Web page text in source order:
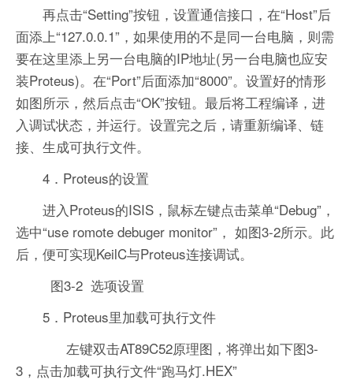
再点击“Setting”按钮，设置通信接口，在“Host”后
面添上“127.0.0.1”，如果使用的不是同一台电脑，则需
要在这里添上另一台电脑的IP地址(另一台电脑也应安
装Proteus)。在“Port”后面添加“8000”。设置好的情形
如图所示，然后点击“OK”按钮。最后将工程编译，进
入调试状态，并运行。设置完之后，请重新编译、链
接、生成可执行文件。
4．Proteus的设置
进入Proteus的ISIS，鼠标左键点击菜单“Debug”，
选中“use romote debuger monitor”， 如图3-2所示。此
后，便可实现KeilC与Proteus连接调试。
图3-2 选项设置
5．Proteus里加载可执行文件
左键双击AT89C52原理图，将弹出如下图3-
3，点击加载可执行文件“跑马灯.HEX”